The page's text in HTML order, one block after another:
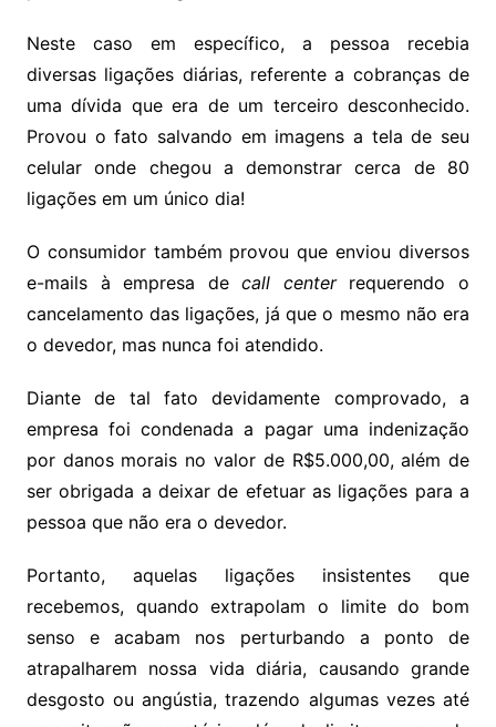
Neste caso em específico, a pessoa recebia
diversas ligações diárias, referente a cobranças de
uma dívida que era de um terceiro desconhecido.
Provou o fato salvando em imagens a tela de seu
celular onde chegou a demonstrar cerca de 80
ligações em um único dia!
O consumidor também provou que enviou diversos
e-mails à empresa decall centerrequerendo o
cancelamento das ligações, já que o mesmo não era
o devedor, mas nunca foi atendido.
Diante de tal fato devidamente comprovado, a
empresa foi condenada a pagar uma indenização
por danos morais no valor de R$5.000,00, além de
ser obrigada a deixar de efetuar as ligações para a
pessoa que não era o devedor.
Portanto, aquelas ligações insistentes que
recebemos, quando extrapolam o limite do bom
senso e acabam nos perturbando a ponto de
atrapalharem nossa vida diária, causando grande
desgosto ou angústia, trazendo algumas vezes até